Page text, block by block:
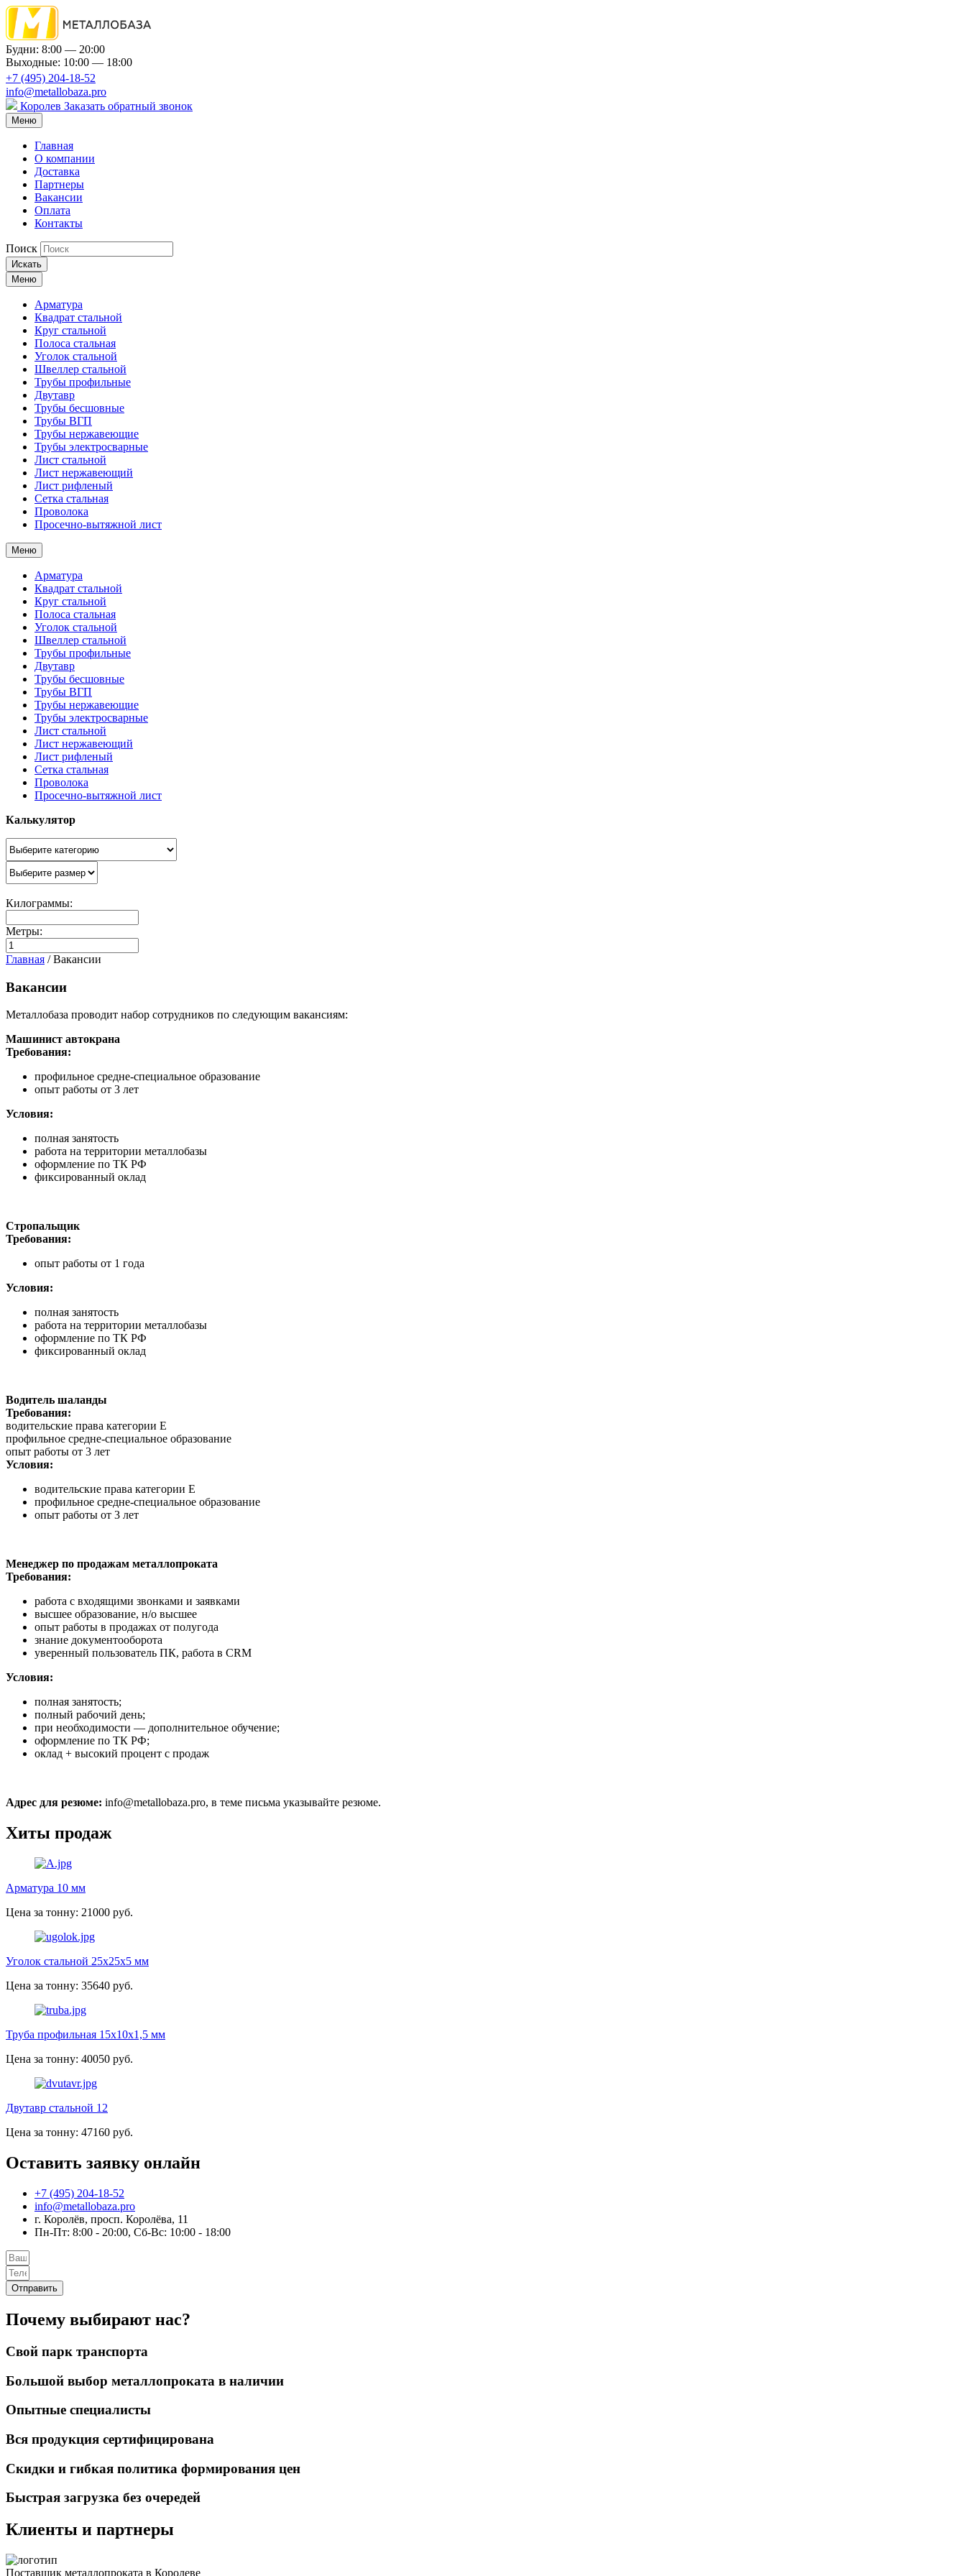
Будни: 8:00 — 20:00
Выходные: 10:00 — 18:00
+7 (495) 204-18-52
info@metallobaza.pro
Королев Заказать обратный звонок
Меню
Главная
О компании
Доставка
Партнеры
Вакансии
Оплата
Контакты
Поиск
Искать
Меню
Арматура
Квадрат стальной
Круг стальной
Полоса стальная
Уголок стальной
Швеллер стальной
Трубы профильные
Двутавр
Трубы бесшовные
Трубы ВГП
Трубы нержавеющие
Трубы электросварные
Лист стальной
Лист нержавеющий
Лист рифленый
Сетка стальная
Проволока
Просечно-вытяжной лист
Меню
Арматура
Квадрат стальной
Круг стальной
Полоса стальная
Уголок стальной
Швеллер стальной
Трубы профильные
Двутавр
Трубы бесшовные
Трубы ВГП
Трубы нержавеющие
Трубы электросварные
Лист стальной
Лист нержавеющий
Лист рифленый
Сетка стальная
Проволока
Просечно-вытяжной лист
Калькулятор
Килограммы:
Метры:
Главная /Вакансии
Вакансии
Металлобаза проводит набор сотрудников по следующим вакансиям:
Машинист автокрана
Требования:
профильное средне-специальное образование
опыт работы от 3 лет
Условия:
полная занятость
работа на территории металлобазы
оформление по ТК РФ
фиксированный оклад
Стропальщик
Требования:
опыт работы от 1 года
Условия:
полная занятость
работа на территории металлобазы
оформление по ТК РФ
фиксированный оклад
Водитель шаланды
Требования:
водительские права категории Е
профильное средне-специальное образование
опыт работы от 3 лет
Условия:
водительские права категории Е
профильное средне-специальное образование
опыт работы от 3 лет
Менеджер по продажам металлопроката
Требования:
работа с входящими звонками и заявками
высшее образование, н/о высшее
опыт работы в продажах от полугода
знание документооборота
уверенный пользователь ПК, работа в CRM
Условия:
полная занятость;
полный рабочий день;
при необходимости — дополнительное обучение;
оформление по ТК РФ;
оклад + высокий процент с продаж
Адрес для резюме: info@metallobaza.pro, в теме письма указывайте резюме.
Хиты продаж
Арматура 10 мм
Цена за тонну: 21000 руб.
Уголок стальной 25х25х5 мм
Цена за тонну: 35640 руб.
Труба профильная 15х10х1,5 мм
Цена за тонну: 40050 руб.
Двутавр стальной 12
Цена за тонну: 47160 руб.
Оставить заявку онлайн
+7 (495) 204-18-52
info@metallobaza.pro
г. Королёв, просп. Королёва, 11
Пн-Пт: 8:00 - 20:00, Сб-Вс: 10:00 - 18:00
Отправить
Почему выбирают нас?
Свой парк транспорта
Большой выбор металлопроката в наличии
Опытные специалисты
Вся продукция сертифицирована
Скидки и гибкая политика формирования цен
Быстрая загрузка без очередей
Клиенты и партнеры
Поставщик металлопроката в Королеве